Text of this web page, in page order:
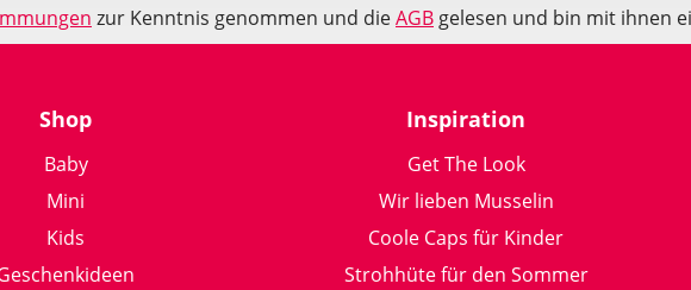
zur Kenntnis genommen und dieAGB gelesen und bin mit ihnen
Shop
Baby
Mini
Kids
Inspiration
Get The Look
Wir lieben Musselin
Coole Caps für Kinder
Strohhüte für den Sommer